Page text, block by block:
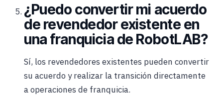
¿Puedo convertir mi acuerdo
de revendedor existente en
una franquicia de RobotLAB?
Sí, los revendedores existentes pueden convertir
su acuerdo y realizar la transición directamente
a operaciones de franquicia.